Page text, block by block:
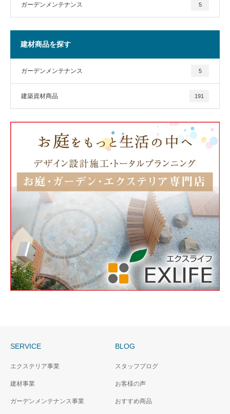
ガーデンメンテナンス 5
建材商品を探す
ガーデンメンテナンス 5
建築資材商品 191
SERVICE
エクステリア事業
建材事業
ガーデンメンテナンス事業
BLOG
スタッフブログ
お客様の声
おすすめ商品